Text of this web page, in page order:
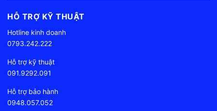
HỖ TRỢ KỸ THUẬT
Hotline kinh doanh
0793.242.222
Hỗ trợ kỹ thuật
091.9292.091
Hỗ trợ bảo hành
0948.057.052